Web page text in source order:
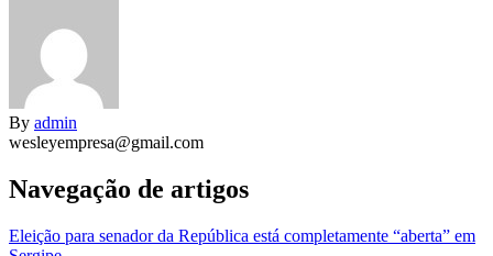
By admin
wesleyempresa@gmail.com
Navegação de artigos
Eleição para senador da República está completamente “aberta” em